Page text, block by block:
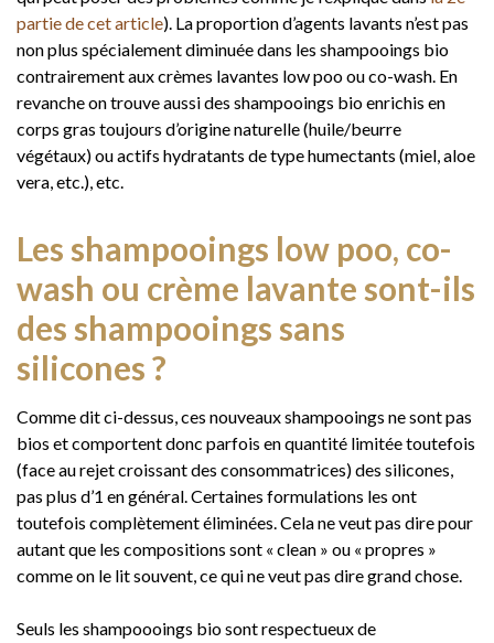
partie de cet article). La proportion d’agents lavants n’est pas
non plus spécialement diminuée dans les shampooings bio
contrairement aux crèmes lavantes low poo ou co-wash. En
revanche on trouve aussi des shampooings bio enrichis en
corps gras toujours d’origine naturelle (huile/beurre
végétaux) ou actifs hydratants de type humectants (miel, aloe
vera, etc.), etc.
Les shampooings low poo, co-
wash ou crème lavante sont-ils
des shampooings sans
silicones ?
Comme dit ci-dessus, ces nouveaux shampooings ne sont pas
bios et comportent donc parfois en quantité limitée toutefois
(face au rejet croissant des consommatrices) des silicones,
pas plus d’1 en général. Certaines formulations les ont
toutefois complètement éliminées. Cela ne veut pas dire pour
autant que les compositions sont « clean » ou « propres »
comme on le lit souvent, ce qui ne veut pas dire grand chose.
Seuls les shampoooings bio sont respectueux de